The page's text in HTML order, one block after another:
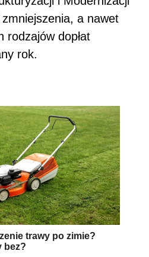
a nawet
rodzajów dopłat
rok.
trawy po zimie?
bez?